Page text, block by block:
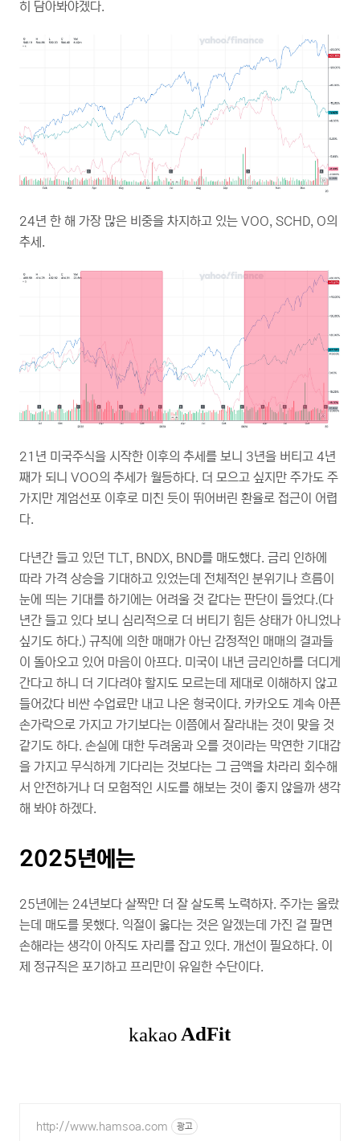
히 담아봐야겠다.
24년 한 해 가장 많은 비중을 차지하고 있는 VOO, SCHD, O의
추세.
21년 미국주식을 시작한 이후의 추세를 보니 3년을 버티고 4년
째가 되니 VOO의 추세가 월등하다. 더 모으고 싶지만 주가도 주
가지만 계엄선포 이후로 미친 듯이 뛰어버린 환율로 접근이 어렵
다.
다년간 들고 있던 TLT, BNDX, BND를 매도했다. 금리 인하에
따라 가격 상승을 기대하고 있었는데 전체적인 분위기나 흐름이
눈에 띄는 기대를 하기에는 어려울 것 같다는 판단이 들었다.(다
년간 들고 있다 보니 심리적으로 더 버티기 힘든 상태가 아니었나
싶기도 하다.) 규칙에 의한 매매가 아닌 감정적인 매매의 결과들
이 돌아오고 있어 마음이 아프다. 미국이 내년 금리인하를 더디게
간다고 하니 더 기다려야 할지도 모르는데 제대로 이해하지 않고
들어갔다 비싼 수업료만 내고 나온 형국이다. 카카오도 계속 아픈
손가락으로 가지고 가기보다는 이쯤에서 잘라내는 것이 맞을 것
같기도 하다. 손실에 대한 두려움과 오를 것이라는 막연한 기대감
을 가지고 무식하게 기다리는 것보다는 그 금액을 차라리 회수해
서 안전하거나 더 모험적인 시도를 해보는 것이 좋지 않을까 생각
해 봐야 하겠다.
2025년에는
25년에는 24년보다 살짝만 더 잘 살도록 노력하자. 주가는 올랐
는데 매도를 못했다. 익절이 옳다는 것은 알겠는데 가진 걸 팔면
손해라는 생각이 아직도 자리를 잡고 있다. 개선이 필요하다. 이
제 정규직은 포기하고 프리만이 유일한 수단이다.
http://www.hamsoa.com 광고